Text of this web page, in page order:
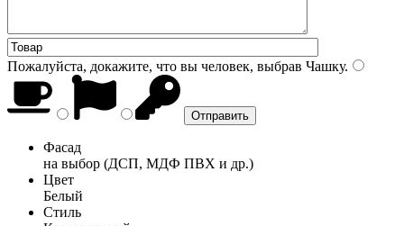
Пожалуйста, докажите, что вы человек, выбрав Чашку.
Фасад
на выбор (ДСП, МДФ ПВХ и др.)
Цвет
Белый
Стиль